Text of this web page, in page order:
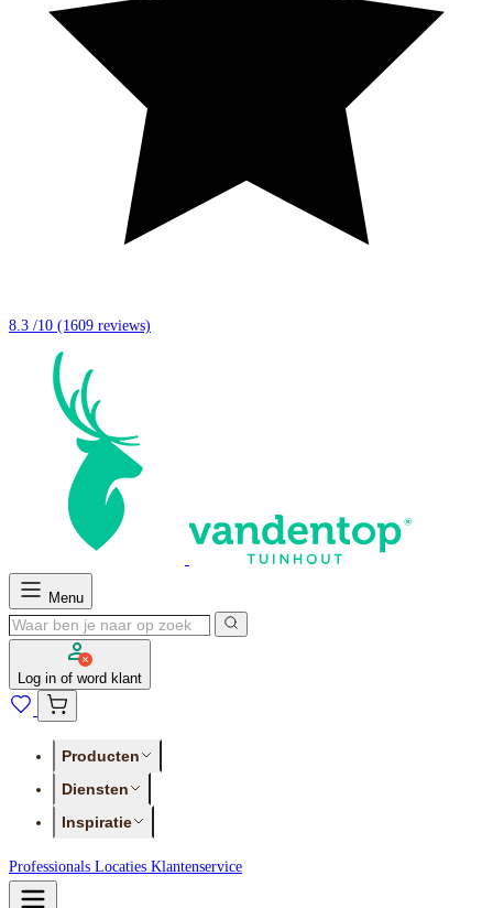
8.3 /10 (1609 reviews)
Menu
Log in of word klant
Producten
Diensten
Inspiratie
Professionals Locaties Klantenservice